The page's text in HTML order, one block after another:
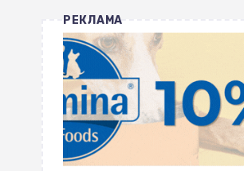
РЕКЛАМА